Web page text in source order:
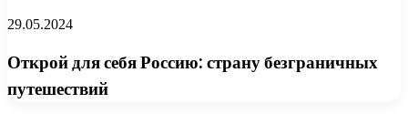
29.05.2024
Открой для себя Россию: страну безграничных
путешествий